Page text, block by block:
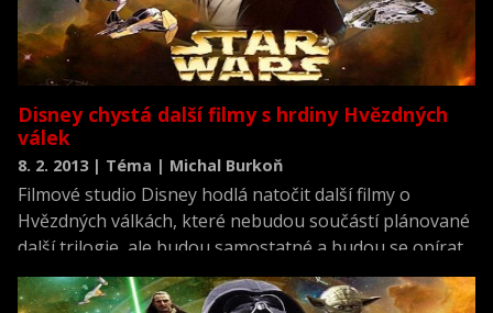
Disney chystá další filmy s hrdiny Hvězdných
válek
8. 2. 2013 | Téma | Michal Burkoň
Filmové studio Disney hodlá natočit další filmy o
Hvězdných válkách, které nebudou součástí plánované
další trilogie, ale budou samostatné a budou se opírat
o některé postavy slavné ságy. Americké televizi CNBC
to v úterý řekl šéf studia Bob Iger.